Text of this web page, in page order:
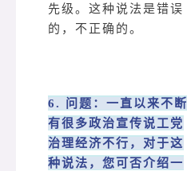
先级。这种说法是错误
的，不正确的。
6. 问题：一直以来不断
有很多政治宣传说工党
治理经济不行，对于这
种说法，您可否介绍一